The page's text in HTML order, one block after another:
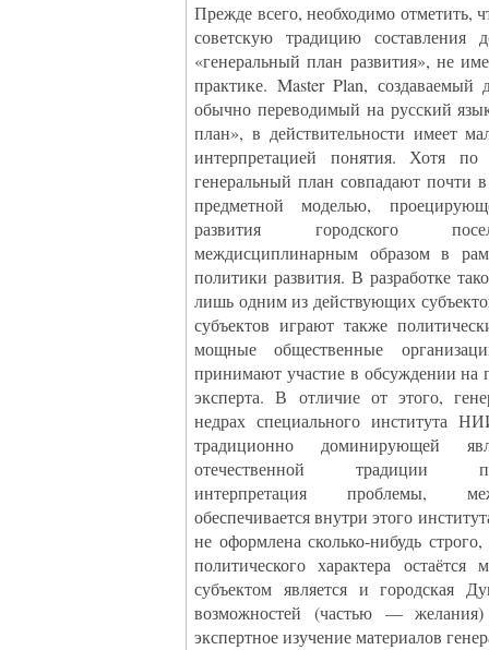
Прежде всего, необходимо отметить,
советскую традицию составления
«генеральный план развития», не
практике. Master Plan,
обычно переводимый на русский
план», в действительности имеет
интерпретацией понятия. Хотя
генеральный план совпадают почти
предметной моделью,
развития городского
междисциплинарным образом в
политики развития. В разработке
лишь одним из действующих
субъектов играют также
мощные общественные
принимают участие в обсуждении на
эксперта. В отличие от этого,
недрах специального института
традиционно доминирующей
отечественной традиции
интерпретация проблемы,
обеспечивается внутри этого
не оформлена сколько-нибудь
политического характера остаётся
субъектом является и городская
возможностей (частью — желания)
экспертное изучение материалов